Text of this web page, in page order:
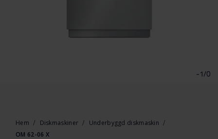
-1/0
Hem Diskmaskiner
Underbyggd diskmaskin
OM 62-06 X